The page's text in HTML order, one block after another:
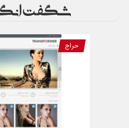
شگفت
حراج